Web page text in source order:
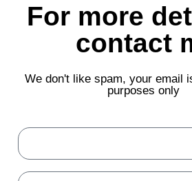
...For more
contact
* We don't like spam, your email
purposes only